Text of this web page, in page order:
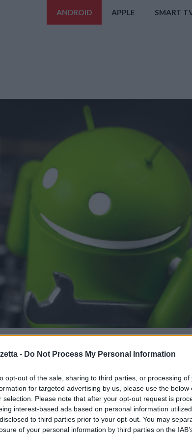
- Do Not Process My Personal Information
opt-out of the sale, sharing to third parties, or processing
for targeted advertising by us, please use the below
selection. Please note that after your opt-out request is
interest-based ads based on personal information
to third parties prior to your opt-out. You may
of your personal information by third parties on the
ANDROID APPLE SMART
cosa cambia
dei suoi utenti
anche su Android il progetto Privacy Sandbox